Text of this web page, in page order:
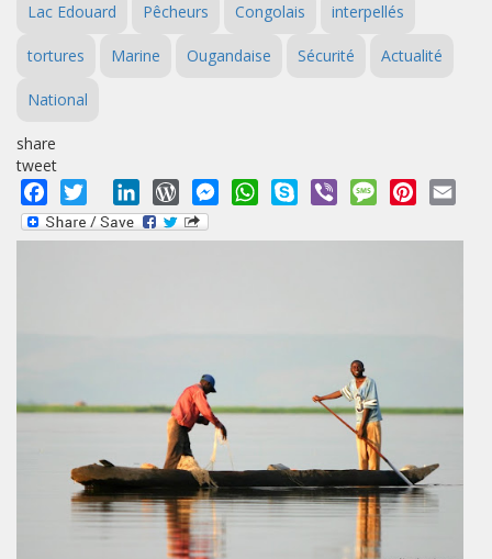
Lac Edouard Pêcheurs Congolais interpellés
tortures Marine Ougandaise Sécurité Actualité
National
share
tweet
Facebook
Twitter LinkedInWordPressMessengerWhatsApp
Skype Viber MessagePinterest